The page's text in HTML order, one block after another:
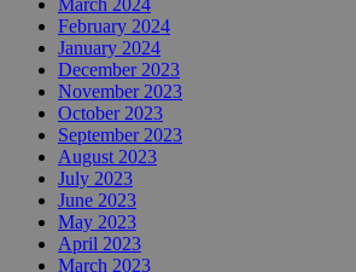
March 2024
February 2024
January 2024
December 2023
November 2023
October 2023
September 2023
August 2023
July 2023
June 2023
May 2023
April 2023
March 2023